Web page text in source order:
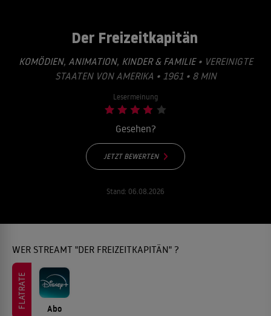
Der Freizeitkapitän
KOMÖDIEN, ANIMATION, KINDER & FAMILIE• VEREINIGTE
STAATEN VON AMERIKA • 1961 • 8 MIN
Lesermeinung
Gesehen?
JETZT BEWERTEN
Stand: 06.08.2026
WER STREAMT "DER FREIZEITKAPITÄN" ?
FLATRATE Abo